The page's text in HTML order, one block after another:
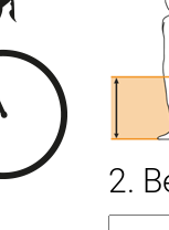
2.